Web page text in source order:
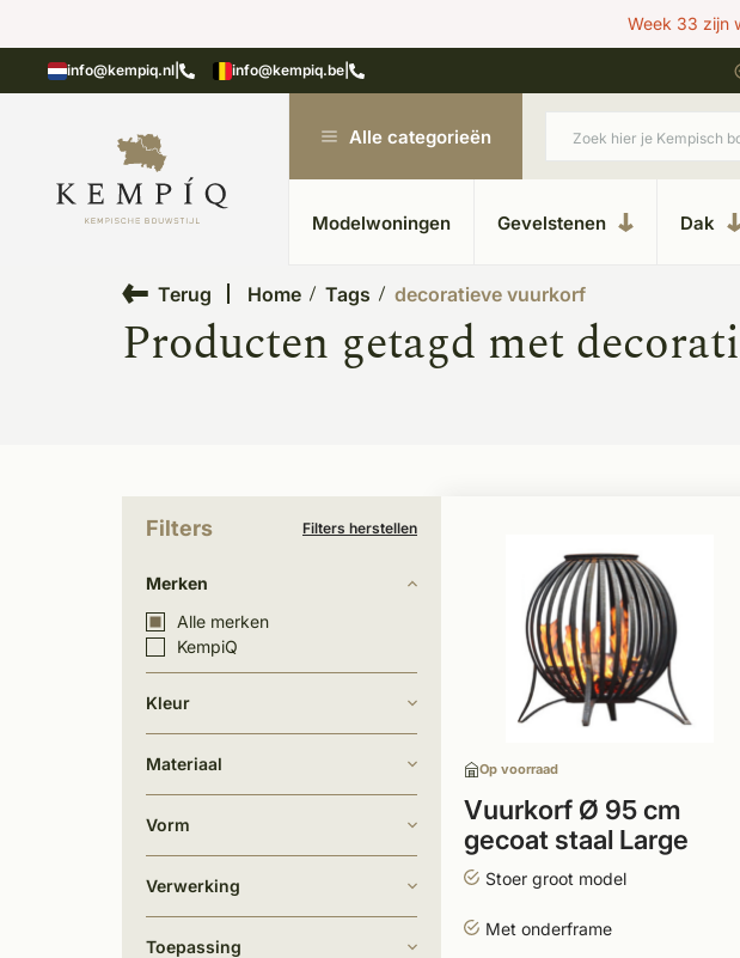
Week 33 zijn
info@kempiq.nl info@kempiq.be
in Kesteren Unieke materialen in kempische bouwstijl
Alle categorieën
Modelwoningen Gevelstenen Dak
Terug Home Tags decoratieve vuurkorf
Producten getagd met
Filters Filters herstellen
Merken
Alle merken
KempiQ
Kleur
Materiaal
Vorm
Verwerking
Toepassing
Op voorraad
Vuurkorf Ø 95 cm
gecoat staal Large
Stoer groot model
Met onderframe